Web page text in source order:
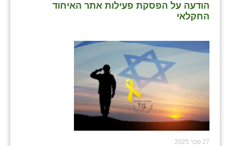
הודעה על הפסקת פעילות אתר האיחוד
החקלאי
27 פבר 2025